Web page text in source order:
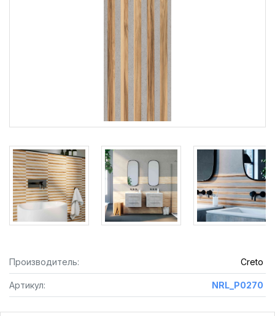
Производитель: Creto
Артикул: NRL_P0270